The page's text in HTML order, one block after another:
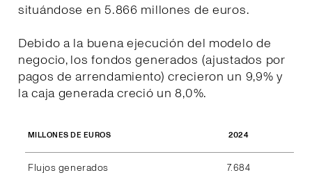
situándose en 5.866 millones de euros.
Debido a la buena ejecución del modelo de
negocio, los fondos generados (ajustados por
pagos de arrendamiento) crecieron un 9,9% y
la caja generada creció un 8,0%.
MILLONES DE EUROS 2024
Flujos generados 7.684